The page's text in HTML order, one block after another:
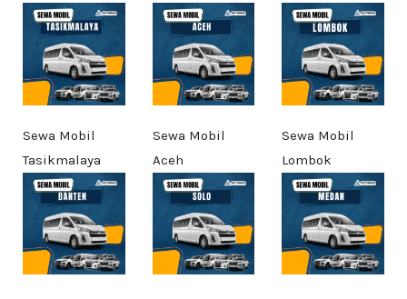
Sewa Mobil
Tasikmalaya
Sewa Mobil
Aceh
Sewa Mobil
Lombok